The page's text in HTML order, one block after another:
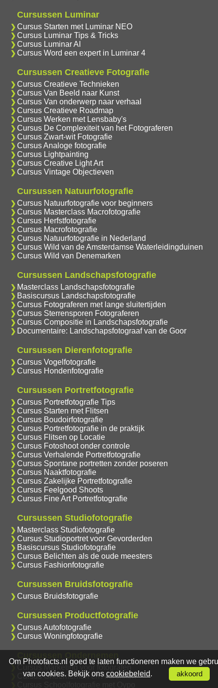
Cursussen Luminar
Cursus Starten met Luminar NEO
Cursus Luminar Tips & Tricks
Cursus Luminar AI
Cursus Word een expert in Luminar 4
Cursussen Creatieve Fotografie
Cursus Creatieve Technieken
Cursus Van Beeld naar Kunst
Cursus Van onderwerp naar verhaal
Cursus Creatieve Roadmap
Cursus Werken met Lensbaby's
Cursus De Complexiteit van het Fotograferen
Cursus Zwart-wit Fotografie
Cursus Analoge fotografie
Cursus Lightpainting
Cursus Creative Light Art
Cursus Vintage Objectieven
Cursussen Natuurfotografie
Cursus Natuurfotografie voor beginners
Cursus Masterclass Macrofotografie
Cursus Herfstfotografie
Cursus Macrofotografie
Cursus Natuurfotografie in Nederland
Cursus Wild van de Amsterdamse Waterleidingduinen
Cursus Wild van Denemarken
Cursussen Landschapsfotografie
Masterclass Landschapsfotografie
Basiscursus Landschapsfotografie
Cursus Fotograferen met lange sluitertijden
Cursus Sterrensporen Fotograferen
Cursus Compositie in Landschapsfotografie
Documentaire: Landschapsfotograaf van de Goor
Cursussen Dierenfotografie
Cursus Vogelfotografie
Cursus Hondenfotografie
Cursussen Portretfotografie
Cursus Portretfotografie Tips
Cursus Starten met Flitsen
Cursus Boudoirfotografie
Cursus Portretfotografie in de praktijk
Cursus Flitsen op Locatie
Cursus Fotoshoot onder controle
Cursus Verhalende Portretfotografie
Cursus Spontane portretten zonder poseren
Cursus Naaktfotografie
Cursus Zakelijke Portretfotografie
Cursus Feelgood Shoots
Cursus Fine Art Portretfotografie
Cursussen Studiofotografie
Masterclass Studiofotografie
Cursus Studioportret voor Gevorderden
Basiscursus Studiofotografie
Cursus Belichten als de oude meesters
Cursus Fashionfotografie
Cursussen Bruidsfotografie
Cursus Bruidsfotografie
Cursussen Productfotografie
Cursus Autofotografie
Cursus Woningfotografie
Cursus Marketing voor fotografen
Cursus Ondernemen en Afdrukken
Om Photofacts.nl goed te laten functioneren maken we
van cookies. Bekijk ons cookiebeleid. akkoord